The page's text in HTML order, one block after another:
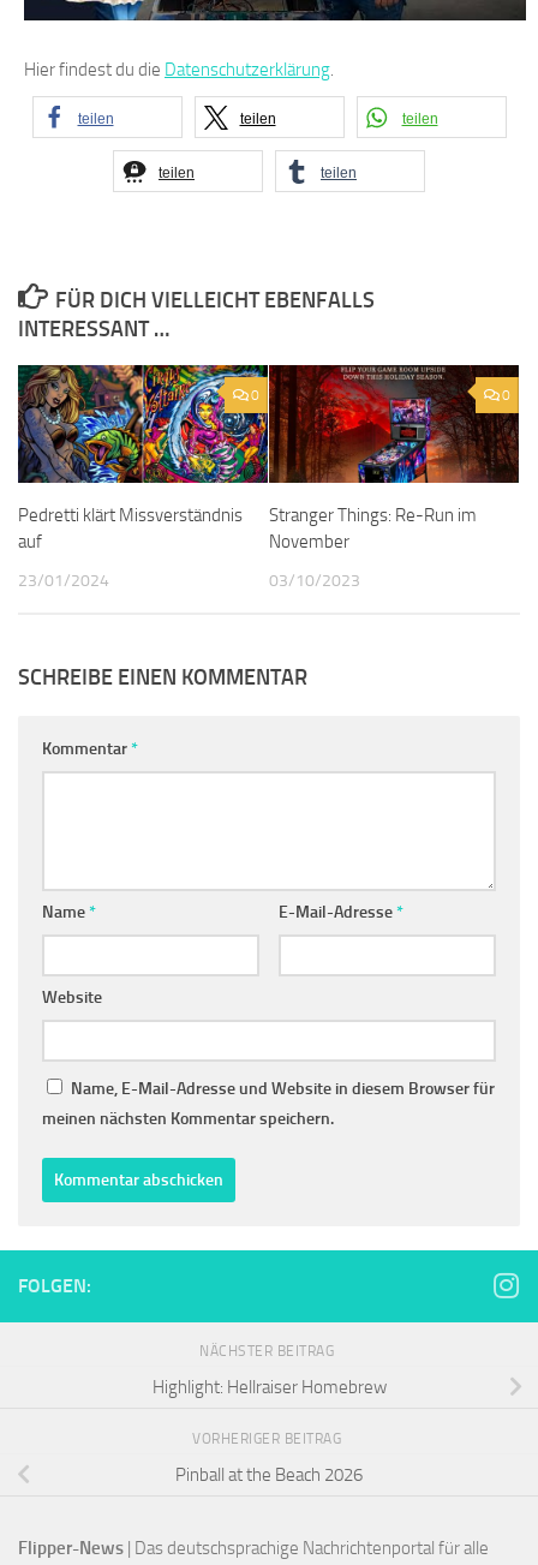
Hier findest du die Datenschutzerklärung.
teilen teilen teilen
teilen teilen
FÜR DICH VIELLEICHT EBENFALLS
INTERESSANT …
0
Pedretti klärt Missverständnis
auf
23/01/2024
0
Stranger Things: Re-Run im
November
03/10/2023
SCHREIBE EINEN KOMMENTAR
Kommentar*
Name* E-Mail-Adresse*
Website
Name, E-Mail-Adresse und Website in diesem Browser für
meinen nächsten Kommentar speichern.
FOLGEN:
NÄCHSTER BEITRAG
Highlight: Hellraiser Homebrew
VORHERIGER BEITRAG
Pinball at the Beach 2026
Flipper-News | Das deutschsprachige Nachrichtenportal für alle